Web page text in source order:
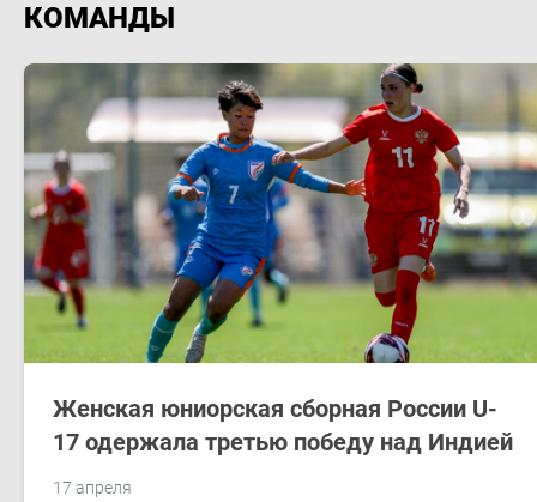
КОМАНДЫ
17 апреля
Женская юниорская сборная России U-
17 одержала третью победу над Индией